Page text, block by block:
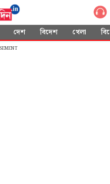
দেশ বিদেশ খেলা